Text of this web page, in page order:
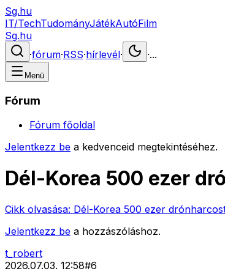
Sg.hu
IT/TechTudományJátékAutóFilm
Sg.hu
·fórum·RSS·hírlevél· ·...
Menü
Fórum
Fórum főoldal
Jelentkezz be a kedvenceid megtekintéséhez.
Dél-Korea 500 ezer
Cikk olvasása: Dél-Korea 500 ezer
Jelentkezz be a hozzászóláshoz.
t_robert
2026.07.03. 12:58#6